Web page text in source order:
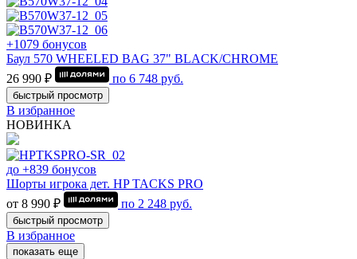
+1079 бонусов
Баул 570 WHEELED BAG 37" BLACK/CHROME
26 990 ₽
по 6 748 руб.
быстрый просмотр
В избранное
НОВИНКА
до +839 бонусов
Шорты игрока дет. HP TACKS PRO
от 8 990 ₽
по 2 248 руб.
быстрый просмотр
В избранное
показать еще